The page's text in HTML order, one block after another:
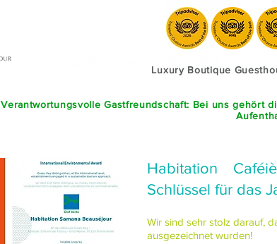
Luxury Boutique
Verantwortungsvolle Gastfreundschaft: Bei uns gehört
Habitation
Schlüssel für das
Wir sind sehr stolz darauf,
ausgezeichnet wurden!